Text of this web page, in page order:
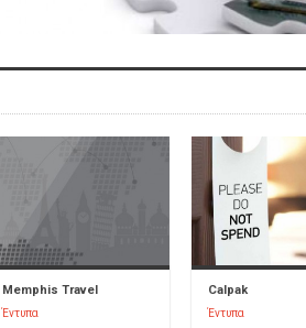
Memphis Travel
Έντυπα
Calpak
Έντυπα